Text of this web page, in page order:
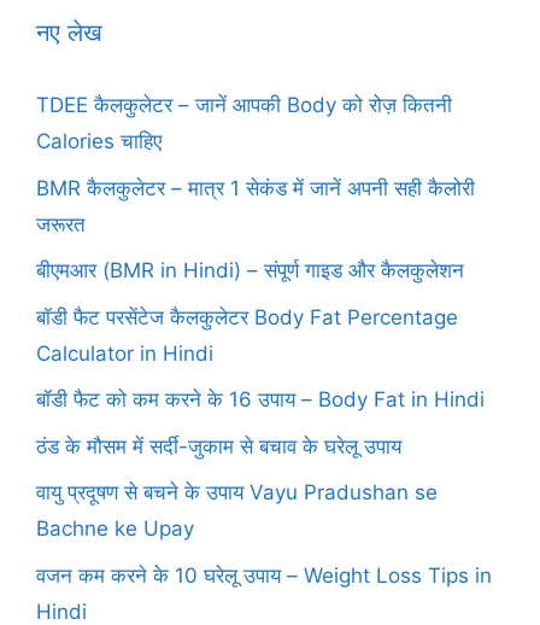
नए लेख
TDEE कैलकुलेटर – जानें आपकी Body को रोज़ कितनी
Calories चाहिए
BMR कैलकुलेटर – मात्र 1 सेकंड में जानें अपनी सही कैलोरी
जरूरत
बीएमआर (BMR in Hindi) – संपूर्ण गाइड और कैलकुलेशन
बॉडी फैट परसेंटेज कैलकुलेटर Body Fat Percentage
Calculator in Hindi
बॉडी फैट को कम करने के 16 उपाय – Body Fat in Hindi
ठंड के मौसम में सर्दी-जुकाम से बचाव के घरेलू उपाय
वायु प्रदूषण से बचने के उपाय Vayu Pradushan se
Bachne ke Upay
वजन कम करने के 10 घरेलू उपाय – Weight Loss Tips in
Hindi